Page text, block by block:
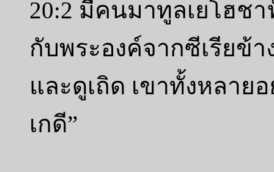
20:2 มีคนมาทูลเยโฮช
กับพระองค์จากซีเรียข้
และดูเถิด เขาทั้งหลาย
เกดี”